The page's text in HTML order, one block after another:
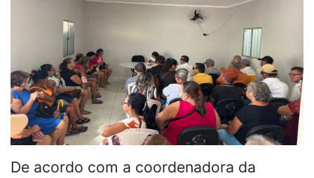
De acordo com a coordenadora da